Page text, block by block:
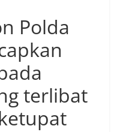
Polda
terlibat